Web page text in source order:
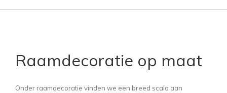
Raamdecoratie op maat
Onder raamdecoratie vinden we een breed scala aan